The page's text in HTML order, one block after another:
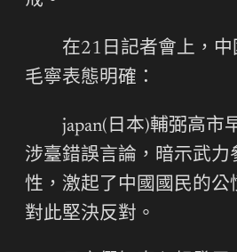
在21日記者會上，
毛寧表態明確：
japan(日本)輔弼高市
涉臺錯誤言論，暗示武力
性，激起了中國國民的公
對此堅決反對。